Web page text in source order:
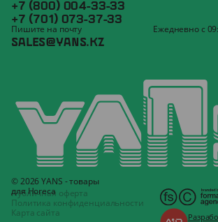
+7 (800) 004-33-33
+7 (701) 073-37-33
Пишите на почту
SALES@YANS.KZ
Ежедневно с
© 2026 YANS - товары
для Horeca
Публичная оферта
Политика конфиденциальности
Карта сайта